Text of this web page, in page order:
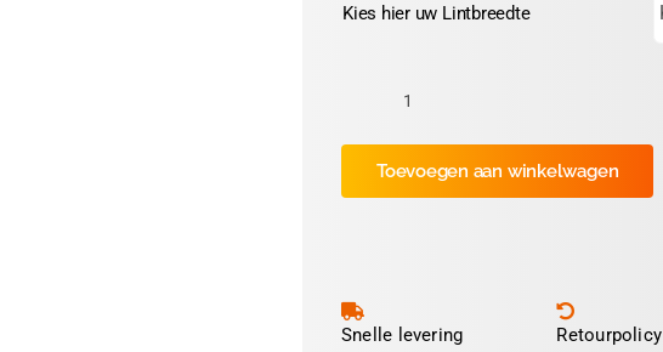
Kies hier uw Lintbreedte
Kleur:
Donkerblauw
nr.44
aantal
Toevoegen aan winkelwagen
Snelle levering Retourpolicy